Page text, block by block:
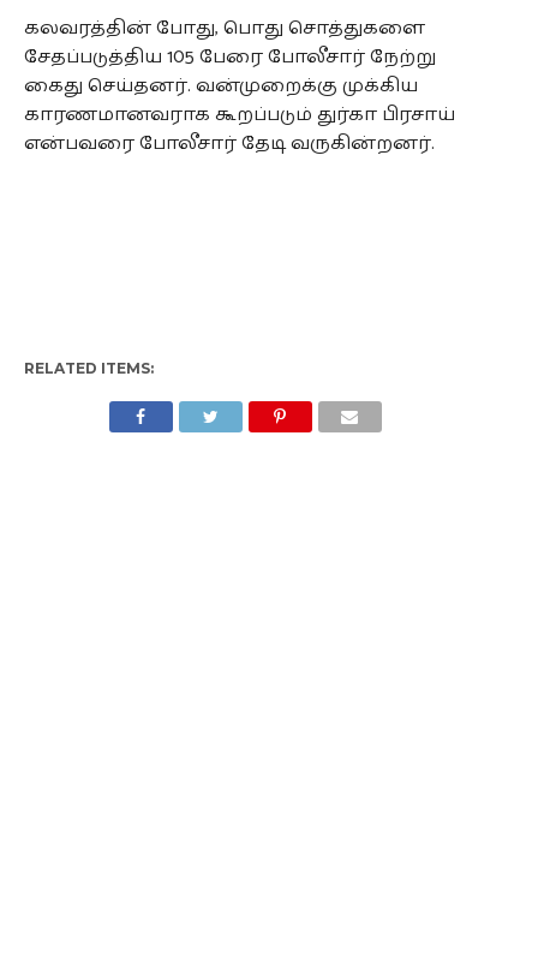
கலவரத்தின் போது, பொது சொத்துகளை
சேதப்படுத்திய 105 பேரை போலீசார் நேற்று
கைது செய்தனர். வன்முறைக்கு முக்கிய
காரணமானவராக கூறப்படும் துர்கா பிரசாய்
என்பவரை போலீசார் தேடி வருகின்றனர்.
RELATED ITEMS: